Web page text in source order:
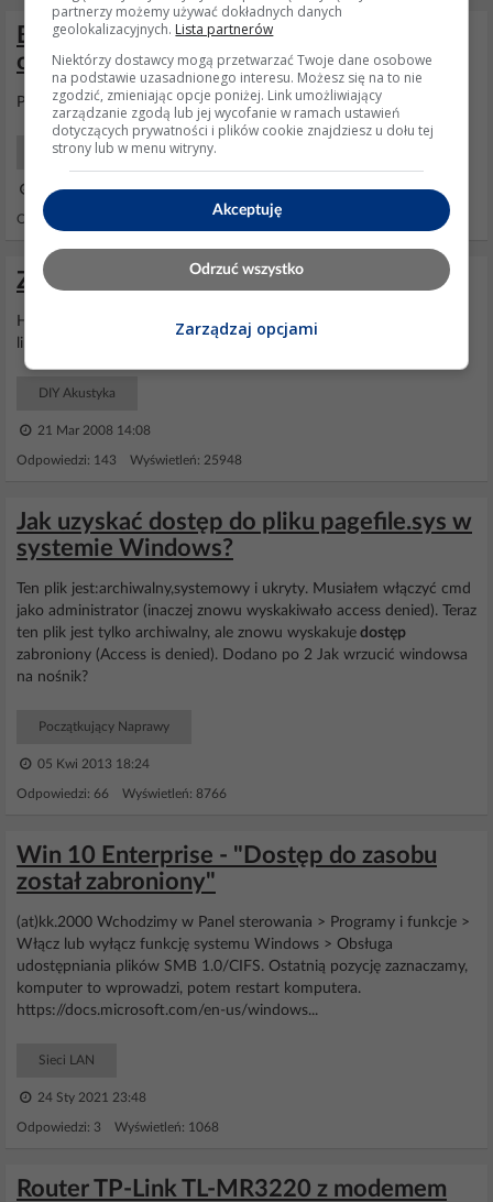
Bramka Voip Welltech IAD 162 - jak
odblokować opcje SIP po resecie?
Przez telnet też jestdostępzabroniony do ustawień sip
Sieci, Internet
29 Kwi 2013 13:44
Odpowiedzi: 16 Wyświetleń: 5832
Zestaw nagłośnieniowy 2x100W RMS
HTTP 403 -
zabroniony :) Chyba jest coś nie tak z tym
linkiem.
DIY Akustyka
21 Mar 2008 14:08
Odpowiedzi: 143 Wyświetleń: 25948
Jak uzyskać dostęp do pliku pagefile.sys w
systemie Windows?
Ten plik jest:archiwalny,systemowy i ukryty. Musiałem włączyć cmd
jako administrator (inaczej znowu wyskakiwało access denied). Teraz
ten plik jest tylko archiwalny, ale znowu wyskakuje dostęp
zabroniony (Access is denied). Dodano po 2 Jak wrzucić windowsa
na nośnik?
Początkujący Naprawy
05 Kwi 2013 18:24
Odpowiedzi: 66 Wyświetleń: 8766
Win 10 Enterprise - "Dostęp do zasobu
został zabroniony"
(at)kk.2000 Wchodzimy w Panel sterowania > Programy i funkcje >
Włącz lub wyłącz funkcję systemu Windows > Obsługa
udostępniania plików SMB 1.0/CIFS. Ostatnią pozycję zaznaczamy,
komputer to wprowadzi, potem restart komputera.
https://docs.microsoft.com/en-us/windows...
Sieci LAN
24 Sty 2021 23:48
Odpowiedzi: 3 Wyświetleń: 1068
Router TP-Link TL-MR3220 z modemem
partnerzy możemy używać dokładnych danych
geolokalizacyjnych. Lista partnerów
Niektórzy dostawcy mogą przetwarzać Twoje dane osobowe
na podstawie uzasadnionego interesu. Możesz się na to nie
zgodzić, zmieniając opcje poniżej. Link umożliwiający
zarządzanie zgodą lub jej wycofanie w ramach ustawień
dotyczących prywatności i plików cookie znajdziesz u dołu tej
strony lub w menu witryny.
Akceptuję
Odrzuć wszystko
Zarządzaj opcjami